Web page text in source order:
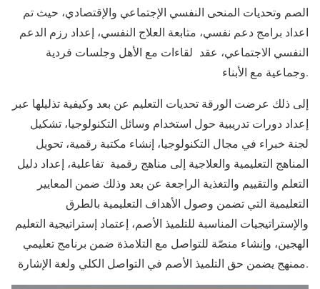
الصم وتحديات المنحى النفسي الإجتماعي والإقتصادي، حيث تم
اعداد برامج دعم نفسي، متابعة العلاج النفسي، إعداد رزم الدعم
النفسي الاجتماعي، عقد لقاءات مع الأهل وجلسات فردية
وجماعية مع الأبناء.
إلى ذلك عرضت الورقة تحديات التعليم عن بعد وكيفية تذليلها عبر
إعداد دورات تدريبية حول استخدام وسائل التكنولوجيا، تشكيل
لجنة خبراء في مجال التكنولوجيا، إنشاء مكتبة رقمية، تحويل
المناهج التعليمية والعلاجية إلى مناهج رقمية تفاعلية، إعداد دليل
التعلم والتقييم والتغذية الراجعة عن بعد وذلك ضمن المعايير
التعليمية التي تضمن وصول الأهداف التعليمية بالطرق
والإستراتيجيات المناسبة للتلميذ الأصم، إعتماد إستراتيجية التعليم
الهجين، وإنشاء منصّة للتواصل مع التلامذة ضمن برنامج تعليمي
ممنهج يضمن حق التلميذ الأصم في التواصل الكلي ولغة الإشارة.